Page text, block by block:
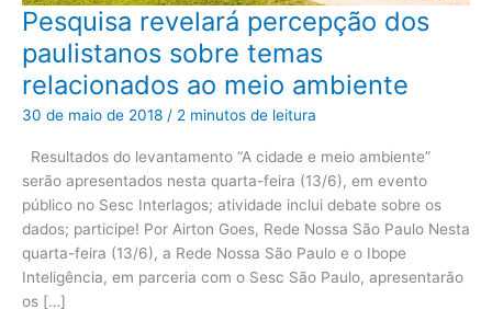
Pesquisa revelará percepção dos
paulistanos sobre temas
relacionados ao meio ambiente
30 de maio de 2018 / 2 minutos de leitura
Resultados do levantamento “A cidade e meio ambiente”
serão apresentados nesta quarta-feira (13/6), em evento
público no Sesc Interlagos; atividade inclui debate sobre os
dados; participe! Por Airton Goes, Rede Nossa São Paulo Nesta
quarta-feira (13/6), a Rede Nossa São Paulo e o Ibope
Inteligência, em parceria com o Sesc São Paulo, apresentarão
os […]
Pesquisa
revelará
percepção
dos
paulistanos
sobre
temas
relacionados
ao
ambiente